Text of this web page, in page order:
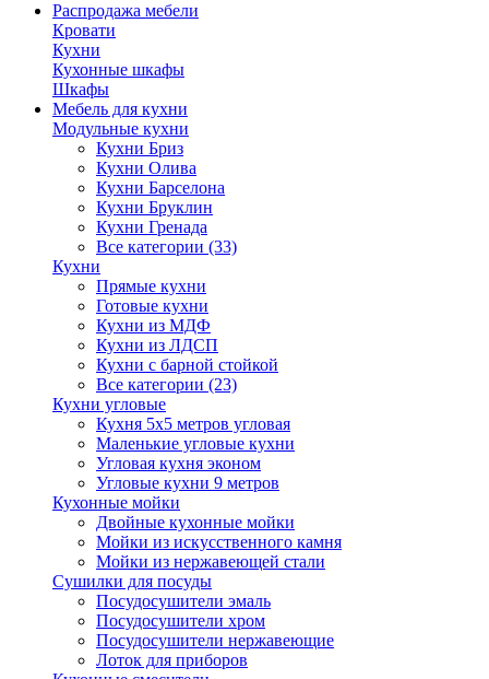
Распродажа мебели
Кровати
Кухни
Кухонные шкафы
Шкафы
Мебель для кухни
Модульные кухни
Кухни Бриз
Кухни Олива
Кухни Барселона
Кухни Бруклин
Кухни Гренада
Все категории (33)
Кухни
Прямые кухни
Готовые кухни
Кухни из МДФ
Кухни из ЛДСП
Кухни с барной стойкой
Все категории (23)
Кухни угловые
Кухня 5х5 метров угловая
Маленькие угловые кухни
Угловая кухня эконом
Угловые кухни 9 метров
Кухонные мойки
Двойные кухонные мойки
Мойки из искусственного камня
Мойки из нержавеющей стали
Сушилки для посуды
Посудосушители эмаль
Посудосушители хром
Посудосушители нержавеющие
Лоток для приборов